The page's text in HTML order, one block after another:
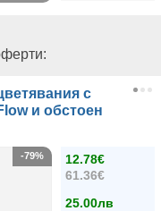
с
и обстоен
12.78€
61.36€
25.00лв
-79%